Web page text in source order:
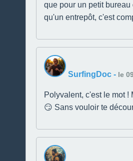
que pour un petit
qu'un entrepôt, c'est
SurfingDoc - le
Polyvalent, c'est le mot
😏 Sans vouloir te